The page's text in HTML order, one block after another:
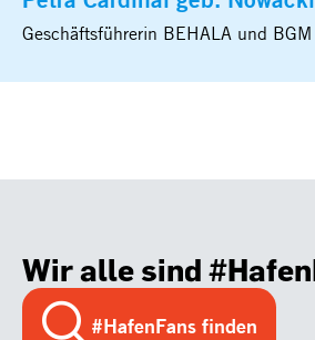
Geschäftsführerin BEHALA und BGM
Wir alle sind
#HafenFans finden